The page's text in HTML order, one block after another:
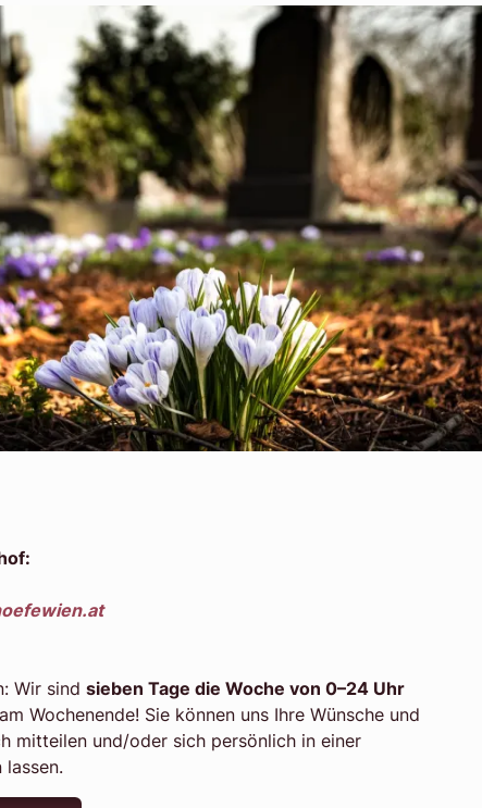
Wir sind sieben Tage die Woche von 0–24 Uhr
Wochenende! Sie können uns Ihre Wünsche und
mitteilen und/oder sich persönlich in einer
lassen.